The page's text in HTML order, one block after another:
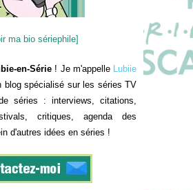
ma bio sériephile]
en-Série ! Je m'appelle Lubiie
blog spécialisé sur les séries TV
séries : interviews, citations,
critiques, agenda des
d'autres idées en séries !